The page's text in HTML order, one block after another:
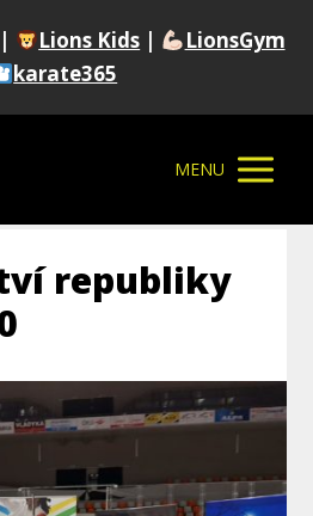
| Lions Kids |
LionsGym
karate365
MENU
republiky